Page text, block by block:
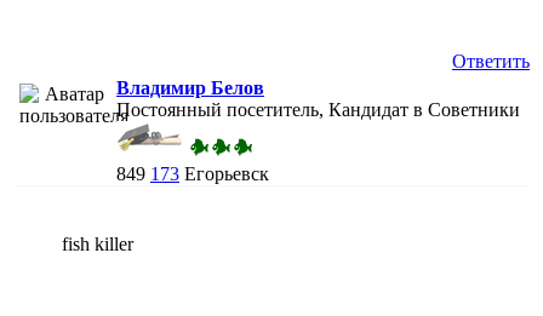
Ответить
Владимир Белов
Постоянный посетитель, Кандидат в Советники
849 173 Егорьевск
fish killer